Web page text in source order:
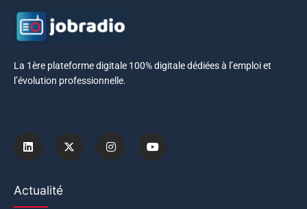
La 1ère plateforme digitale 100% digitale dédiées à l’emploi et
l’évolution professionnelle.
Actualité